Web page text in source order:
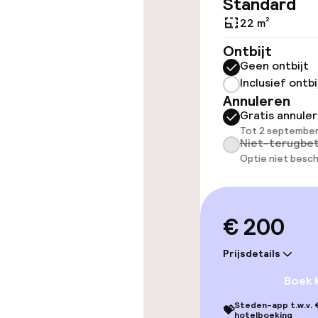
Zwemmen &
Fitnessruimte
Entertainment
Eet- en
Restaurant
Bar
22 m²
Ontbijt
Geen ontbijt
Inclusief
Annuleren
Gratis
Tot 2
Niet-
Optie niet
€ 200
Prijsdetails
Boek
💝Steden-app t.w.v.
hotelboeking